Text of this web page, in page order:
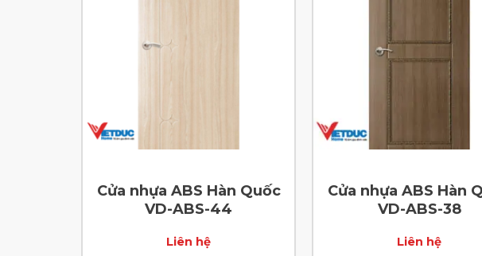
Cửa nhựa ABS Hàn Quốc
VD-ABS-44
Liên hệ
Cửa nhựa ABS Hàn
VD-ABS-38
Liên hệ